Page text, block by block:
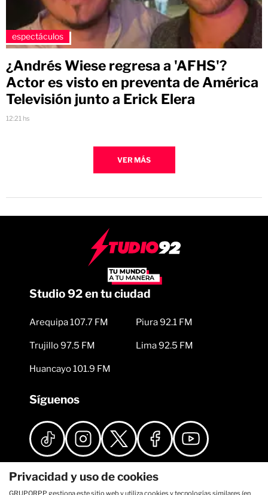
espectáculos
¿Andrés Wiese regresa a 'AFHS'?
Actor es visto en preventa de América
Televisión junto a Erick Elera
12:21 hs
VER MÁS
Studio 92 en tu ciudad
Arequipa 107.7 FM
Trujillo 97.5 FM
Huancayo 101.9 FM
Piura 92.1 FM
Lima 92.5 FM
Síguenos
Privacidad y uso de cookies
GRUPORPP gestiona este sitio web y utiliza cookies y tecnologías similares (en